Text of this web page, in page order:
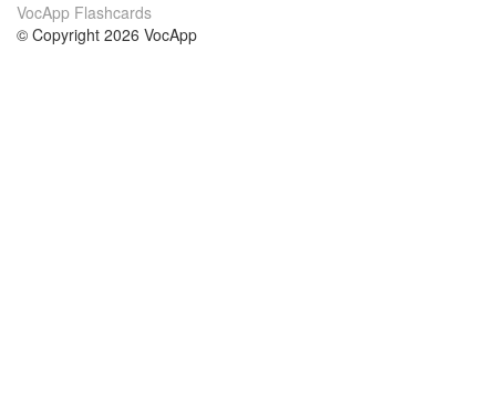
VocApp Flashcards
© Copyright 2026 VocApp